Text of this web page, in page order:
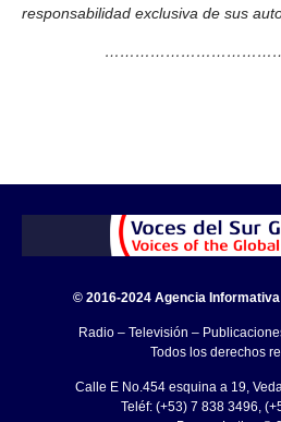
responsabilidad exclusiva de sus
© 2016-2024 Agencia
Radio – Televisión –
Todos los derechos
Calle E No.454 esquina a 19,
Teléf: (+53) 7 838 3496,